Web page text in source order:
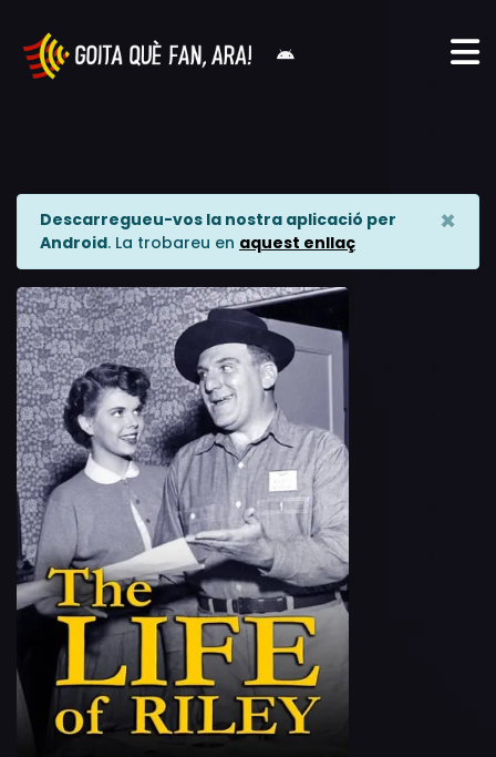
Descarregueu-vos la nostra aplicació per
Android. La trobareu en aquest enllaç
×